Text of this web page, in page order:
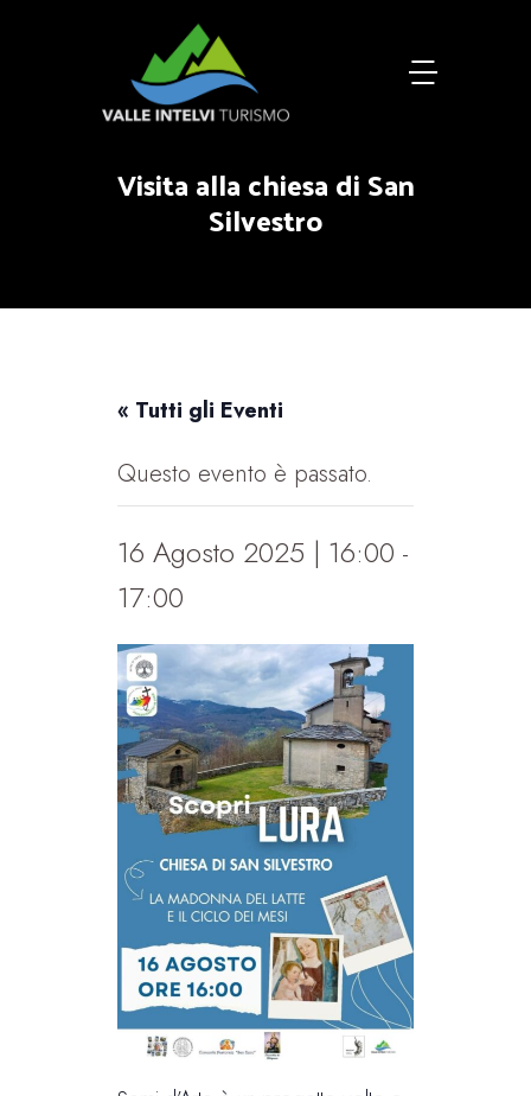
Visita alla chiesa di San
Silvestro
« Tutti gli Eventi
Questo evento è passato.
16 Agosto 2025 | 16:00 -
17:00